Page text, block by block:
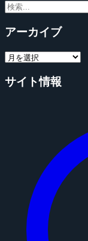
アーカイブ
サイト情報